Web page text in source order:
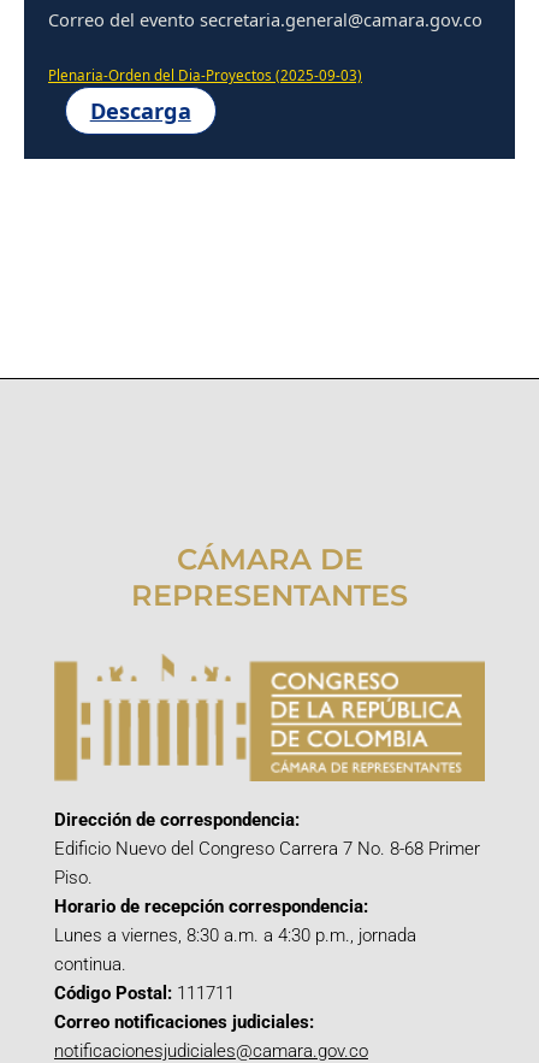
Correo del evento secretaria.general@camara.gov.co
Plenaria-Orden del Dia-Proyectos (2025-09-03)
Descarga
CÁMARA DE
REPRESENTANTES
Dirección de correspondencia:
Edificio Nuevo del Congreso Carrera 7 No. 8-68 Primer
Piso.
Horario de recepción correspondencia:
Lunes a viernes, 8:30 a.m. a 4:30 p.m., jornada
continua.
Código Postal: 111711
Correo notificaciones judiciales:
notificacionesjudiciales@camara.gov.co